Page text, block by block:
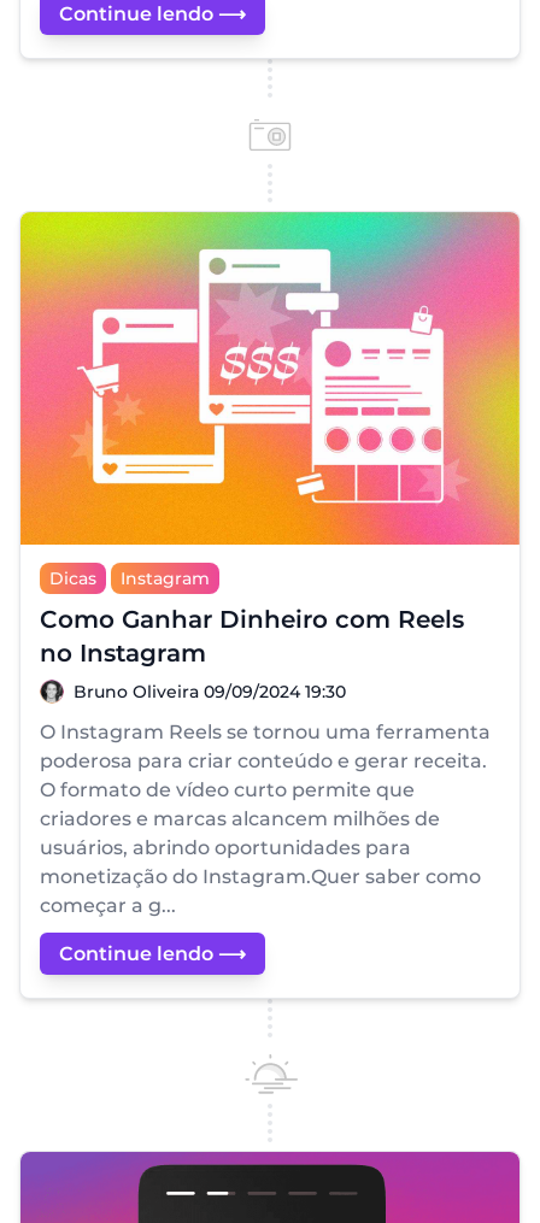
Continue lendo ⟶
Dicas Instagram
Como Ganhar Dinheiro com Reels
no Instagram
Bruno Oliveira
Bruno Oliveira 09/09/2024 19:30
O Instagram Reels se tornou uma ferramenta
poderosa para criar conteúdo e gerar receita.
O formato de vídeo curto permite que
criadores e marcas alcancem milhões de
usuários, abrindo oportunidades para
monetização do Instagram.Quer saber como
começar a g...
Continue lendo ⟶